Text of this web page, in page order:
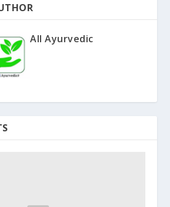
All Ayurvedic